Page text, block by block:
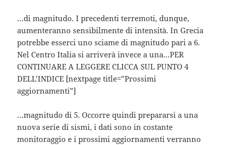
…di magnitudo. I precedenti terremoti, dunque,
aumenteranno sensibilmente di intensità. In Grecia
potrebbe esserci uno sciame di magnitudo pari a 6.
Nel Centro Italia si arriverà invece a una…PER
CONTINUARE A LEGGERE CLICCA SUL PUNTO 4
DELL’INDICE [nextpage title=”Prossimi
aggiornamenti”]
…magnitudo di 5. Occorre quindi prepararsi a una
nuova serie di sismi, i dati sono in costante
monitoraggio e i prossimi aggiornamenti verranno